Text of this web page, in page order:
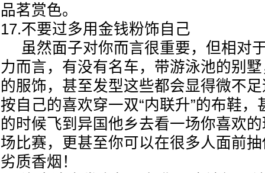
品茗赏色。
17.不要过多用金钱粉饰自己
虽然面子对你而言很重要，但相对
力而言，有没有名车，带游泳池的别
的服饰，甚至发型这些都会显得微不
按自己的喜欢穿一双“内联升”的布鞋
的时候飞到异国他乡去看一场你喜欢
场比赛，更甚至你可以在很多人面前
劣质香烟！